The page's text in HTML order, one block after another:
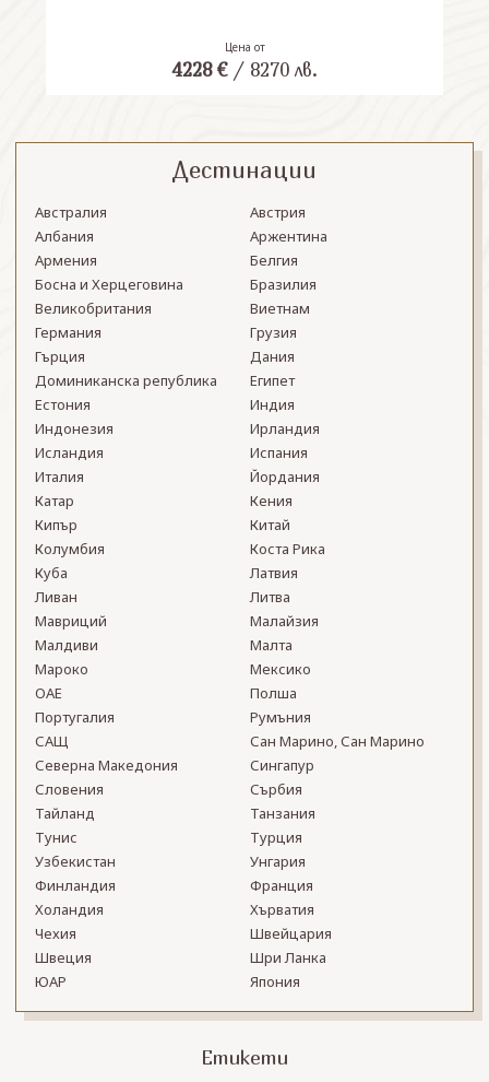
Цена от
4228 €/ 8270 лв.
Дестинации
Австралия
Австрия
Албания
Аржентина
Армения
Белгия
Босна и Херцеговина
Бразилия
Великобритания
Виетнам
Германия
Грузия
Гърция
Дания
Доминиканска република
Египет
Естония
Индия
Индонезия
Ирландия
Исландия
Испания
Италия
Йордания
Катар
Кения
Кипър
Китай
Колумбия
Коста Рика
Куба
Латвия
Ливан
Литва
Мавриций
Малайзия
Малдиви
Малта
Мароко
Мексико
ОАЕ
Полша
Португалия
Румъния
САЩ
Сан Марино, Сан Марино
Северна Македония
Сингапур
Словения
Сърбия
Тайланд
Танзания
Тунис
Турция
Узбекистан
Унгария
Финландия
Франция
Холандия
Хърватия
Чехия
Швейцария
Швеция
Шри Ланка
ЮАР
Япония
Етикети